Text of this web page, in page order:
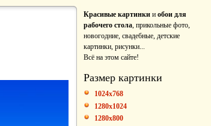
Красивые картинки и обои для
рабочего стола, прикольные фото,
новогодние, свадебные, детские
картинки, рисунки...
Всё на этом сайте!
Размер картинки
1024x768
1280x1024
1280x800